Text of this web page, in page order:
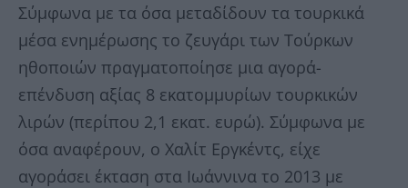
Σύμφωνα με τα όσα μεταδίδουν τα τουρκικά
μέσα ενημέρωσης το ζευγάρι των Τούρκων
ηθοποιών πραγματοποίησε μια αγορά-
επένδυση αξίας 8 εκατομμυρίων τουρκικών
λιρών (περίπου 2,1 εκατ. ευρώ). Σύμφωνα με
όσα αναφέρουν, ο Χαλίτ Εργκέντς, είχε
αγοράσει έκταση στα Ιωάννινα το 2013 με